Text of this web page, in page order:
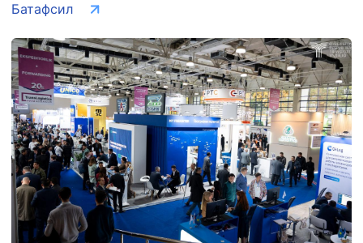
87-00
+998 (71) 207-
87-02
+998 (71) 200-
02-04
+998 (71) 207-
67-68
034
Батафсил